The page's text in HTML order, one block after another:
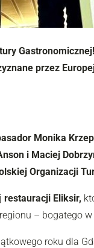
przez
Monika
i Maciej
Organizacji
restauracji Eliksir,
– bogatego
roku dla